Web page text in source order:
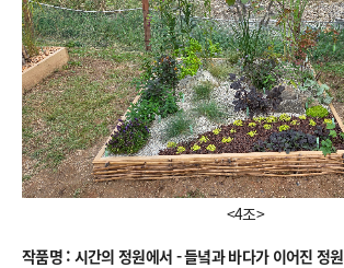
<4조>
작품명 : 시간의 정원에서 - 들녘과 바다가 이어진 정원